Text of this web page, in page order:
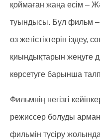
қоймаған жаңа есім –
туындысы. Бұл фильм
өз жетістіктерін іздеу,
қиындықтарын жеңуге
көрсетуге барынша
Фильмнің негізгі
режиссер болуды
фильмін түсіру